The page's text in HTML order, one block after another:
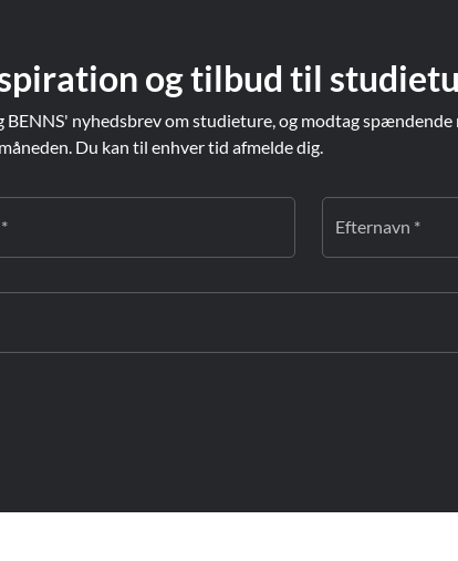
og tilbud til
BENNS' nyhedsbrev om studieture, og modtag
Du kan til enhver tid afmelde dig.
Efternavn *